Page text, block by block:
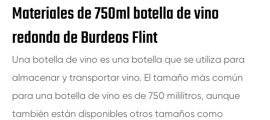
Materiales de 750ml botella de vino
redonda de Burdeos Flint
Una botella de vino es una botella que se utiliza para
almacenar y transportar vino. El tamaño más común
para una botella de vino es de 750 mililitros, aunque
también están disponibles otros tamaños como